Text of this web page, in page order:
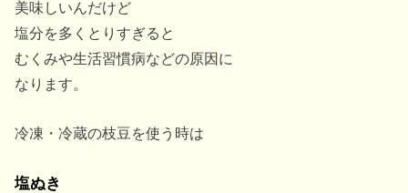
美味しいんだけど
塩分を多くとりすぎると
むくみや生活習慣病などの原因に
なります。
冷凍・冷蔵の枝豆を使う時は
塩ぬき